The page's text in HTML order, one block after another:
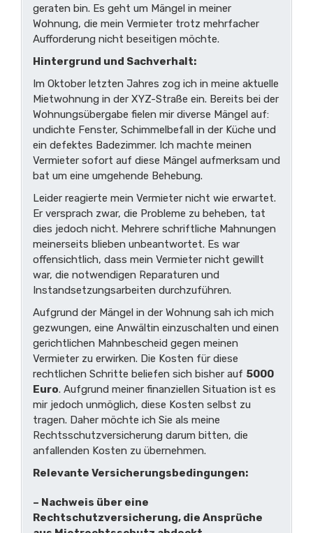
geraten bin. Es geht um Mängel in meiner
Wohnung, die mein Vermieter trotz mehrfacher
Aufforderung nicht beseitigen möchte.
Hintergrund und Sachverhalt:
Im Oktober letzten Jahres zog ich in meine aktuelle
Mietwohnung in der XYZ-Straße ein. Bereits bei der
Wohnungsübergabe fielen mir diverse Mängel auf:
undichte Fenster, Schimmelbefall in der Küche und
ein defektes Badezimmer. Ich machte meinen
Vermieter sofort auf diese Mängel aufmerksam und
bat um eine umgehende Behebung.
Leider reagierte mein Vermieter nicht wie erwartet.
Er versprach zwar, die Probleme zu beheben, tat
dies jedoch nicht. Mehrere schriftliche Mahnungen
meinerseits blieben unbeantwortet. Es war
offensichtlich, dass mein Vermieter nicht gewillt
war, die notwendigen Reparaturen und
Instandsetzungsarbeiten durchzuführen.
Aufgrund der Mängel in der Wohnung sah ich mich
gezwungen, eine Anwältin einzuschalten und einen
gerichtlichen Mahnbescheid gegen meinen
Vermieter zu erwirken. Die Kosten für diese
rechtlichen Schritte beliefen sich bisher auf 5000
Euro. Aufgrund meiner finanziellen Situation ist es
mir jedoch unmöglich, diese Kosten selbst zu
tragen. Daher möchte ich Sie als meine
Rechtsschutzversicherung darum bitten, die
anfallenden Kosten zu übernehmen.
Relevante Versicherungsbedingungen:
– Nachweis über eine
Rechtschutzversicherung, die Ansprüche